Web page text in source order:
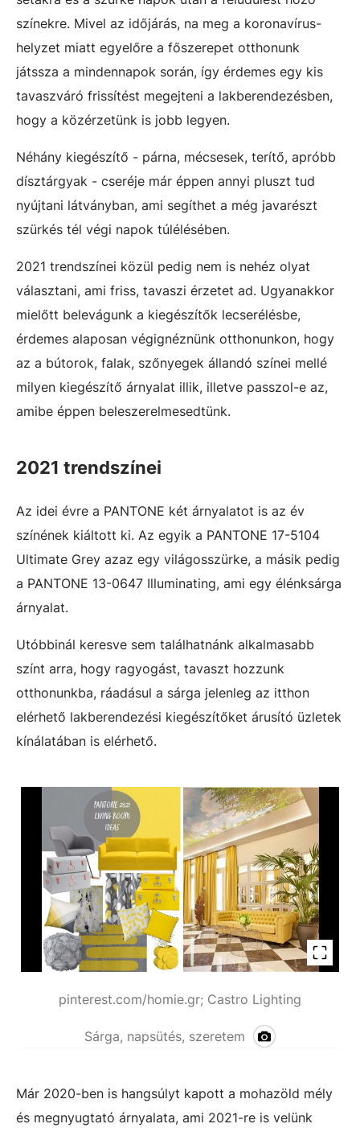
színekre. Mivel az időjárás, na meg a koronavírus-
helyzet miatt egyelőre a főszerepet otthonunk
játssza a mindennapok során, így érdemes egy kis
tavaszváró frissítést megejteni a lakberendezésben,
hogy a közérzetünk is jobb legyen.
Néhány kiegészítő - párna, mécsesek, terítő, apróbb
dísztárgyak - cseréje már éppen annyi pluszt tud
nyújtani látványban, ami segíthet a még javarészt
szürkés tél végi napok túlélésében.
2021 trendszínei közül pedig nem is nehéz olyat
választani, ami friss, tavaszi érzetet ad. Ugyanakkor
mielőtt belevágunk a kiegészítők lecserélésbe,
érdemes alaposan végignéznünk otthonunkon, hogy
az a bútorok, falak, szőnyegek állandó színei mellé
milyen kiegészítő árnyalat illik, illetve passzol-e az,
amibe éppen beleszerelmesedtünk.
2021 trendszínei
Az idei évre a PANTONE két árnyalatot is az év
színének kiáltott ki. Az egyik a PANTONE 17-5104
Ultimate Grey azaz egy világosszürke, a másik pedig
a PANTONE 13-0647 Illuminating, ami egy élénksárga
árnyalat.
Utóbbinál keresve sem találhatnánk alkalmasabb
színt arra, hogy ragyogást, tavaszt hozzunk
otthonunkba, ráadásul a sárga jelenleg az itthon
elérhető lakberendezési kiegészítőket árusító üzletek
kínálatában is elérhető.
pinterest.com/homie.gr; Castro Lighting
Sárga, napsütés, szeretem
Már 2020-ben is hangsúlyt kapott a mohazöld mély
és megnyugtató árnyalata, ami 2021-re is velünk